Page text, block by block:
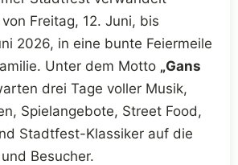
Freitag, 12. Juni, bis
2026, in eine bunte Feiermeile
Unter dem Motto „Gans
drei Tage voller Musik,
Spielangebote, Street Food,
Stadtfest-Klassiker auf die
Besucher.